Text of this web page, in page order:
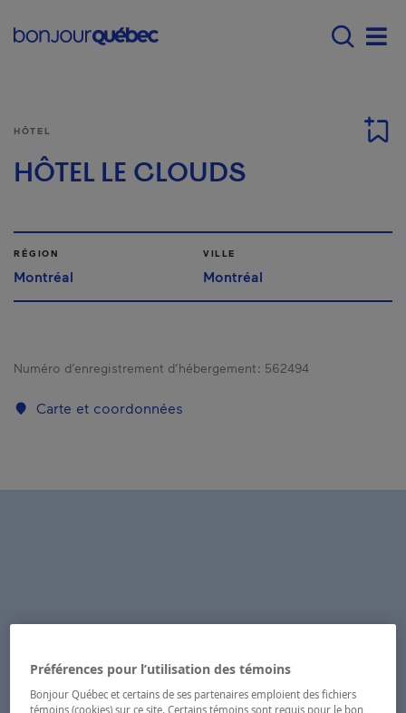
Main navigation -
HÔTEL
HÔTEL LE CLOUDS
RÉGION
Montréal
VILLE
Montréal
Numéro d’enregistrement d’hébergement : 562494
Carte et coordonnées
Préférences pour l’utilisation des témoins
Bonjour Québec et certains de ses partenaires emploient des fichiers
témoins (cookies) sur ce site. Certains témoins sont requis pour le bon